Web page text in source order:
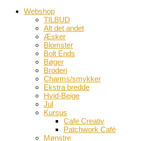
Webshop
TILBUD
Alt det andet
Æsker
Blomster
Bolt Ends
Bøger
Broderi
Charms/smykker
Ekstra bredde
Hvid-Beige
Jul
Kursus
Cafe Creativ
Patchwork Cafè
Mønstre